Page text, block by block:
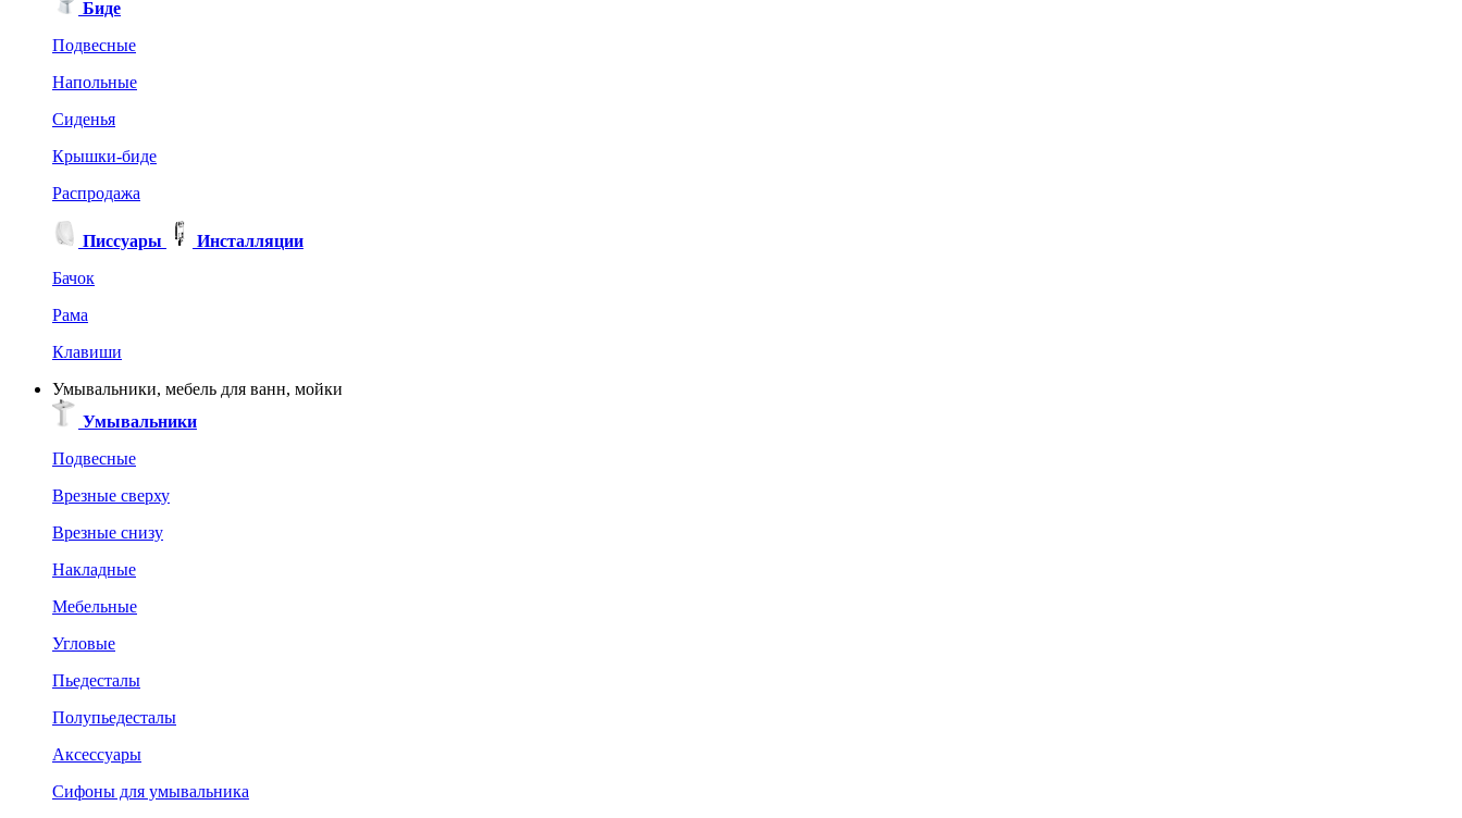
Биде
Подвесные
Напольные
Сиденья
Крышки-биде
Распродажа
Писсуары
Инсталляции
Бачок
Рама
Клавиши
Умывальники, мебель для ванн, мойки
Умывальники
Подвесные
Врезные сверху
Врезные снизу
Накладные
Мебельные
Угловые
Пьедесталы
Полупьедесталы
Аксессуары
Сифоны для умывальника